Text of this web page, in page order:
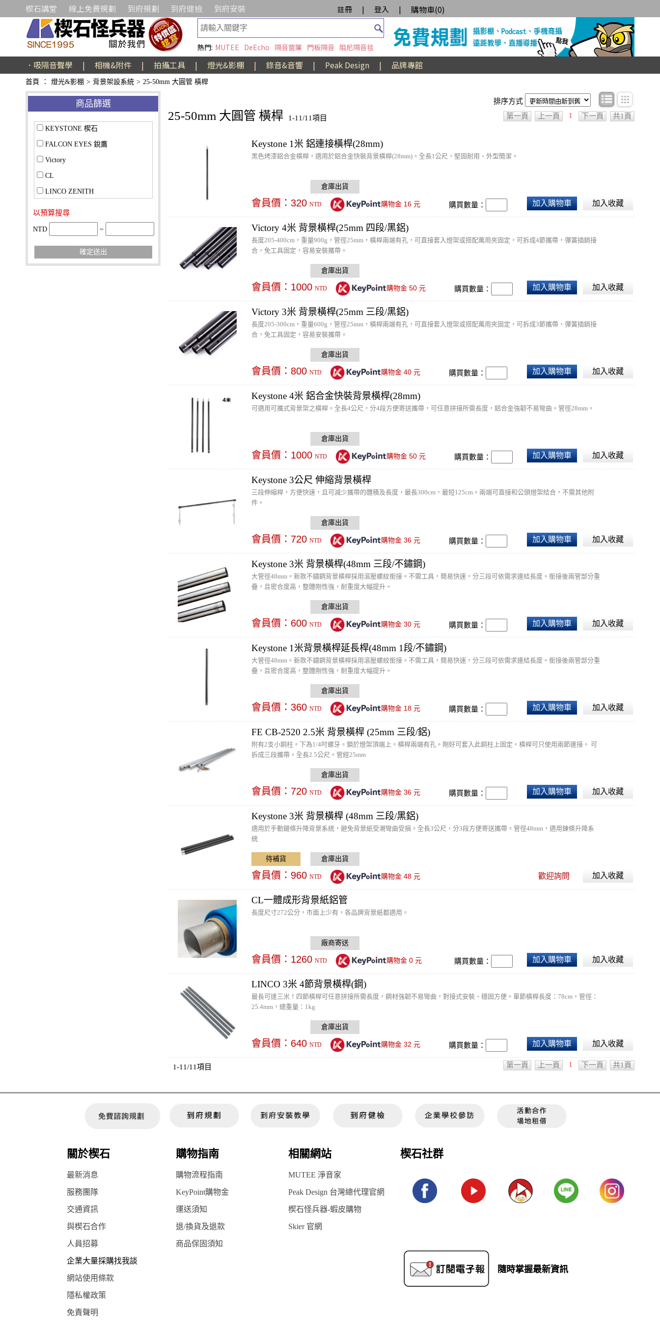
楔石講堂 線上免費規劃 到府規劃 到府健檢 到府安裝 註冊 | 登入 | 購物車(0)
熱門: MUTEE DeEcho 隔音窗簾 門板隔音 阻尼隔音毯
．吸隔音聲學 | 相機&附件 | 拍攝工具 | 燈光&影棚 | 錄音&音響 | Peak Design | 品牌專館
首頁 ： 燈光&影棚 > 背景架設系統 > 25-50mm 大圓管 橫桿
商品篩選
KEYSTONE 楔石
FALCON EYES 銳鷹
Victory
CL
LINCO ZENITH
以預算搜尋
NTD ~
確定送出
排序方式
條目顯示
25-50mm 大圓管 橫桿 1-11/11項目 第一頁 上一頁 1 下一頁 共1頁
Keystone 1米 鋁連接橫桿(28mm)
黑色烤漆鋁合金橫桿，適用於鋁合金快裝背景橫桿(28mm)。全長1公尺，堅固耐用、外型簡潔。
會員價： 320 NTD 購物金 16元 購買數量： 加入購物車 加入收藏
Victory 4米 背景橫桿(25mm 四段/黑鋁)
長度205-400cm，重量900g，管徑25mm，橫桿兩端有孔，可直接套入燈架或搭配萬用夾固定，可拆成4節攜帶，彈簧插銷接
合，免工具固定，容易安裝攜帶。
會員價： 1000 NTD 購物金 50元 購買數量： 加入購物車 加入收藏
Victory 3米 背景橫桿(25mm 三段/黑鋁)
長度205-300cm，重量600g，管徑25mm，橫桿兩端有孔，可直接套入燈架或搭配萬用夾固定，可拆成3節攜帶，彈簧插銷接
合，免工具固定，容易安裝攜帶。
會員價： 800 NTD 購物金 40元 購買數量： 加入購物車 加入收藏
Keystone 4米 鋁合金快裝背景橫桿(28mm)
可適用可攜式背景架之橫桿。全長4公尺，分4段方便寄送攜帶，可任意拼接所需長度，鋁合金強韌不易彎曲。管徑28mm。
會員價： 1000 NTD 購物金 50元 購買數量： 加入購物車 加入收藏
Keystone 3公尺 伸縮背景橫桿
三段伸縮桿，方便快速，且可減少攜帶的體積及長度，最長300cm，最短125cm。兩端可直接和公頭燈架結合，不需其他附
件。
會員價： 720 NTD 購物金 36元 購買數量： 加入購物車 加入收藏
Keystone 3米 背景橫桿(48mm 三段/不鏽鋼)
大管徑48mm。新款不鏽鋼背景橫桿採用滾壓螺紋銜接。不需工具，簡易快速，分三段可依需求連結長度。銜接後兩管部分重
疊，且密合度高，整體剛性強，耐重度大幅提升。
會員價： 600 NTD 購物金 30元 購買數量： 加入購物車 加入收藏
Keystone 1米背景橫桿延長桿(48mm 1段/不鏽鋼)
大管徑48mm。新款不鏽鋼背景橫桿採用滾壓螺紋銜接。不需工具，簡易快速，分三段可依需求連結長度。銜接後兩管部分重
疊，且密合度高，整體剛性強，耐重度大幅提升。
會員價： 360 NTD 購物金 18元 購買數量： 加入購物車 加入收藏
FE CB-2520 2.5米 背景橫桿 (25mm 三段/鋁)
附有2支小銅柱。下為1/4吋螺牙。鎖於燈架頂端上。橫桿兩端有孔。剛好可套入此銅柱上固定。橫桿可只使用兩節連接。 可
拆成三段攜帶。全長2.5公尺。管經25mm
會員價： 720 NTD 購物金 36元 購買數量： 加入購物車 加入收藏
Keystone 3米 背景橫桿 (48mm 三段/黑鋁)
適用於手動鏈條升降背景系統，避免背景紙受潮彎曲受損。全長3公尺，分3段方便寄送攜帶。管徑48mm，適用鍊條升降系
統
會員價： 960 NTD 購物金 48元 歡迎詢問 加入收藏
CL一體成形背景紙鋁管
長度尺寸272公分，市面上少有，各品牌背景紙都適用。
會員價： 1260 NTD 購物金 0元 購買數量： 加入購物車 加入收藏
LINCO 3米 4節背景橫桿(鋼)
最長可達三米！四節橫桿可任意拼接所需長度，鋼材強韌不易彎曲，對接式安裝、穩固方便。單節橫桿長度：78cm，管徑：
25.4mm，總重量：1kg
會員價： 640 NTD 購物金 32 元 購買數量： 加入購物車 加入收藏
1-11/11項目 第一頁 上一頁 1 下一頁 共1頁
關於楔石 購物指南 相關網站 楔石社群
最新消息 購物流程指南 MUTEE 淨音家
服務團隊 KeyPoint購物金 Peak Design 台灣總代理官網
交通資訊 運送須知 楔石怪兵器-蝦皮購物
與楔石合作 退/換貨及退款 Skier 官網
隨時掌握最新資訊
人員招募 商品保固須知
企業大量採購找我談
網站使用條款
隱私權政策
免責聲明